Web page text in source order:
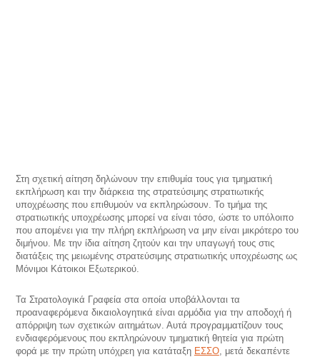
Στη σχετική αίτηση δηλώνουν την επιθυμία τους για τμηματική
εκπλήρωση και την διάρκεια της στρατεύσιμης στρατιωτικής
υποχρέωσης που επιθυμούν να εκπληρώσουν. Το τμήμα της
στρατιωτικής υποχρέωσης μπορεί να είναι τόσο, ώστε το υπόλοιπο
που απομένει για την πλήρη εκπλήρωση να μην είναι μικρότερο του
διμήνου. Με την ίδια αίτηση ζητούν και την υπαγωγή τους στις
διατάξεις της μειωμένης στρατεύσιμης στρατιωτικής υποχρέωσης ως
Μόνιμοι Κάτοικοι Εξωτερικού.
Τα Στρατολογικά Γραφεία στα οποία υποβάλλονται τα
προαναφερόμενα δικαιολογητικά είναι αρμόδια για την αποδοχή ή
απόρριψη των σχετικών αιτημάτων. Αυτά προγραμματίζουν τους
ενδιαφερόμενους που εκπληρώνουν τμηματική θητεία για πρώτη
φορά με την πρώτη υπόχρεη για κατάταξη ΕΣΣΟ, μετά δεκαπέντε